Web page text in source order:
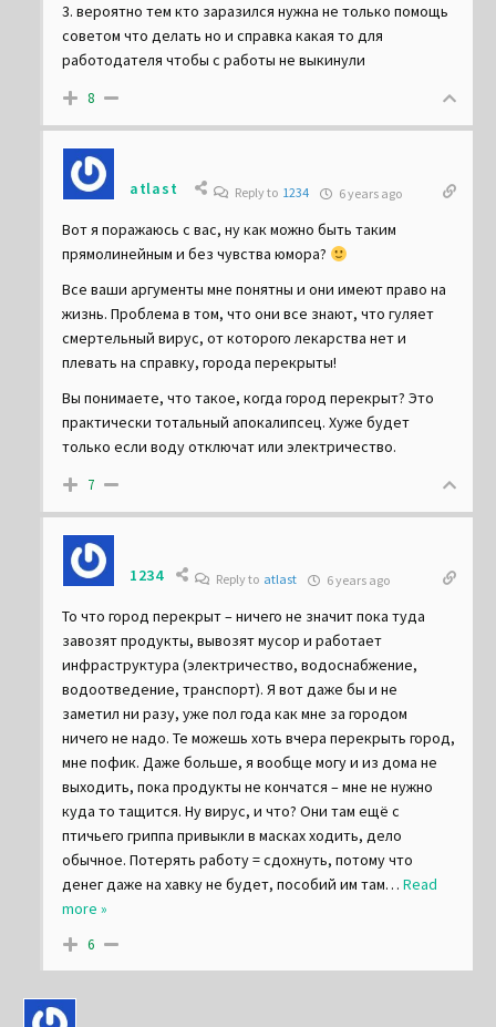
3. вероятно тем кто заразился нужна не только помощь
советом что делать но и справка какая то для
работодателя чтобы с работы не выкинули
8
atlast Reply to 1234 6 years ago
Вот я поражаюсь с вас, ну как можно быть таким
прямолинейным и без чувства юмора?
Все ваши аргументы мне понятны и они имеют право на
жизнь. Проблема в том, что они все знают, что гуляет
смертельный вирус, от которого лекарства нет и
плевать на справку, города перекрыты!
Вы понимаете, что такое, когда город перекрыт? Это
практически тотальный апокалипсец. Хуже будет
только если воду отключат или электричество.
7
1234 Reply to atlast 6 years ago
То что город перекрыт – ничего не значит пока туда
завозят продукты, вывозят мусор и работает
инфраструктура (электричество, водоснабжение,
водоотведение, транспорт). Я вот даже бы и не
заметил ни разу, уже пол года как мне за городом
ничего не надо. Те можешь хоть вчера перекрыть город,
мне пофик. Даже больше, я вообще могу и из дома не
выходить, пока продукты не кончатся – мне не нужно
куда то тащится. Ну вирус, и что? Они там ещё с
птичьего гриппа привыкли в масках ходить, дело
обычное. Потерять работу = сдохнуть, потому что
денег даже на хавку не будет, пособий им там… Read
more »
6